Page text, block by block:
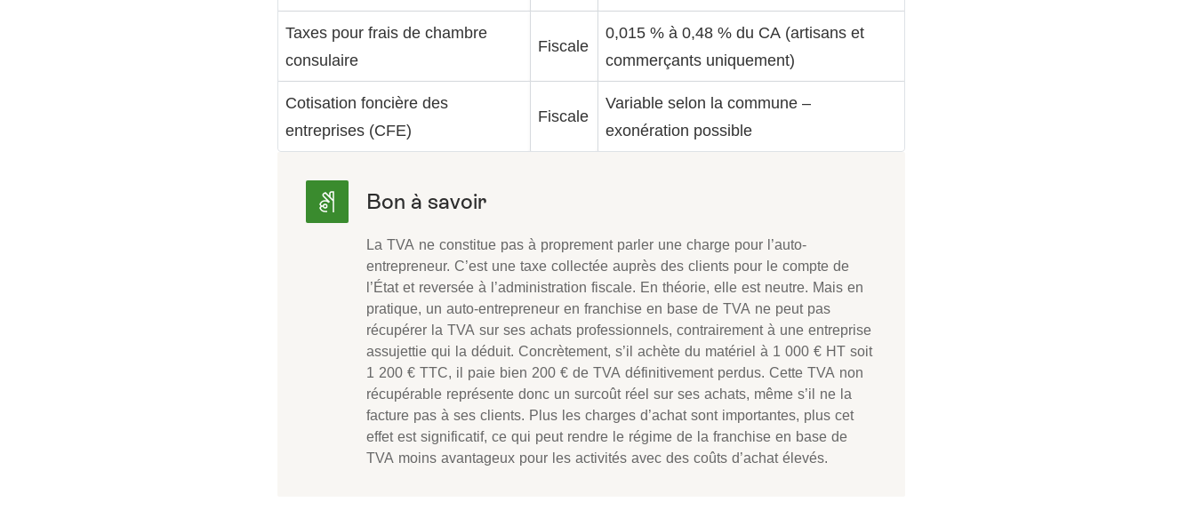
Taxes pour frais de chambre
consulaire
Fiscale
0,015 % à 0,48 % du CA (artisans et
commerçants uniquement)
Cotisation foncière des
entreprises (CFE)
Fiscale
Variable selon la commune –
exonération possible
La TVA ne constitue pas à proprement parler une charge pour l’auto-
entrepreneur. C’est une taxe collectée auprès des clients pour le compte de
l’État et reversée à l’administration fiscale. En théorie, elle est neutre. Mais en
pratique, un auto-entrepreneur en franchise en base de TVA ne peut pas
récupérer la TVA sur ses achats professionnels, contrairement à une entreprise
assujettie qui la déduit. Concrètement, s’il achète du matériel à 1 000 € HT soit
1 200 € TTC, il paie bien 200 € de TVA définitivement perdus. Cette TVA non
récupérable représente donc un surcoût réel sur ses achats, même s’il ne la
facture pas à ses clients. Plus les charges d’achat sont importantes, plus cet
effet est significatif, ce qui peut rendre le régime de la franchise en base de
TVA moins avantageux pour les activités avec des coûts d’achat élevés.